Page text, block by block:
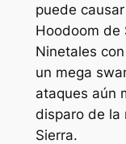
puede
Hoodoom de
Ninetales
un mega
ataques aún
disparo de la
Sierra.